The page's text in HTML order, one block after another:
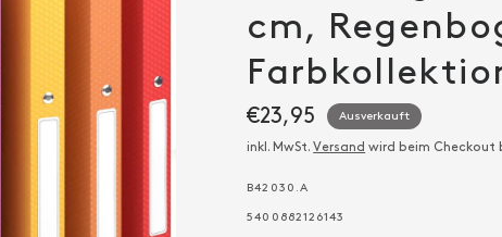
cm,
€23,95 Ausverkauft
inkl. MwSt.Versand wird beim Checkout
B42030.A
5400882126143